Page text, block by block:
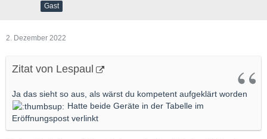
Gast
2. Dezember 2022
Zitat von Lespaul
Ja das sieht so aus, als wärst du kompetent aufgeklärt worden
Hatte beide Geräte in der Tabelle im
Eröffnungspost verlinkt